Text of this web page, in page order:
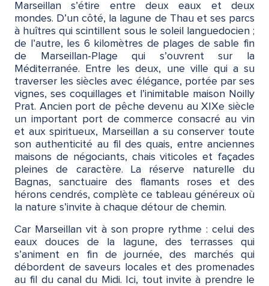
Marseillan s’étire entre deux eaux et deux
mondes. D’un côté, la lagune de Thau et ses parcs
à huîtres qui scintillent sous le soleil languedocien ;
de l’autre, les 6 kilomètres de plages de sable fin
de Marseillan-Plage qui s’ouvrent sur la
Méditerranée. Entre les deux, une ville qui a su
traverser les siècles avec élégance, portée par ses
vignes, ses coquillages et l’inimitable maison Noilly
Prat. Ancien port de pêche devenu au XIXe siècle
un important port de commerce consacré au vin
et aux spiritueux, Marseillan a su conserver toute
son authenticité au fil des quais, entre anciennes
maisons de négociants, chais viticoles et façades
pleines de caractère. La réserve naturelle du
Bagnas, sanctuaire des flamants roses et des
hérons cendrés, complète ce tableau généreux où
la nature s’invite à chaque détour de chemin.
Car Marseillan vit à son propre rythme : celui des
eaux douces de la lagune, des terrasses qui
s’animent en fin de journée, des marchés qui
débordent de saveurs locales et des promenades
au fil du canal du Midi. Ici, tout invite à prendre le